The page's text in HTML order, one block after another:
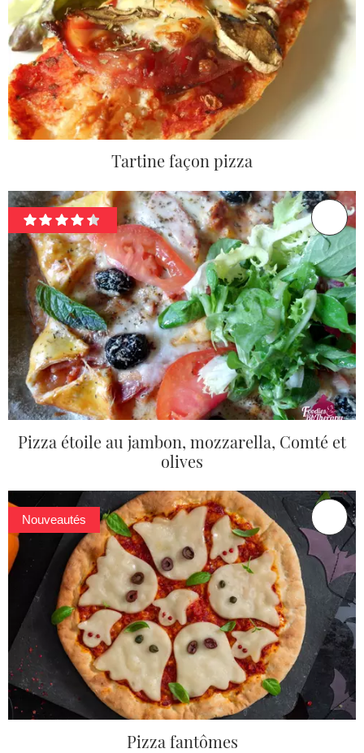
Tartine façon pizza
Pizza étoile au jambon, mozzarella, Comté et
olives
Nouveautés
Pizza fantômes